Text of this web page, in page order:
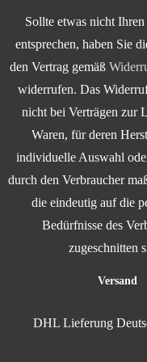
Sollte etwas nicht
entsprechen, haben Sie
den Vertrag gemäß
widerrufen. Das
nicht bei Verträgen zur
Waren, für deren
individuelle Auswahl
durch den Verbraucher
die eindeutig auf die
Bedürfnisse des
zugeschnitten
Versand
DHL Lieferung